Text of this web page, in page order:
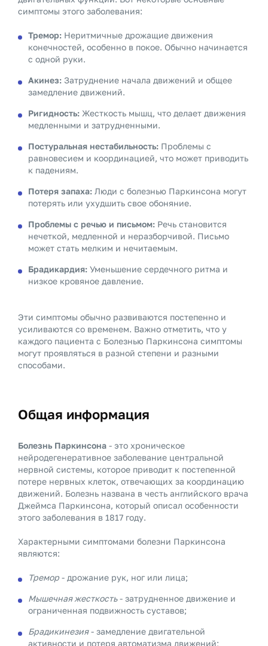
симптомы этого заболевания:
Тремор: Неритмичные дрожащие движения
конечностей, особенно в покое. Обычно начинается
с одной руки.
Акинез: Затруднение начала движений и общее
замедление движений.
Ригидность: Жесткость мышц, что делает движения
медленными и затрудненными.
Постуральная нестабильность: Проблемы с
равновесием и координацией, что может приводить
к падениям.
Потеря запаха: Люди с болезнью Паркинсона могут
потерять или ухудшить свое обоняние.
Проблемы с речью и письмом: Речь становится
нечеткой, медленной и неразборчивой. Письмо
может стать мелким и нечитаемым.
Брадикардия: Уменьшение сердечного ритма и
низкое кровяное давление.
Эти симптомы обычно развиваются постепенно и
усиливаются со временем. Важно отметить, что у
каждого пациента с Болезнью Паркинсона симптомы
могут проявляться в разной степени и разными
способами.
Общая информация
Болезнь Паркинсона - это хроническое
нейродегенеративное заболевание центральной
нервной системы, которое приводит к постепенной
потере нервных клеток, отвечающих за координацию
движений. Болезнь названа в честь английского врача
Джеймса Паркинсона, который описал особенности
этого заболевания в 1817 году.
Характерными симптомами болезни Паркинсона
являются:
Тремор - дрожание рук, ног или лица;
Мышечная жесткость- затрудненное движение и
ограниченная подвижность суставов;
Брадикинезия- замедление двигательной
активности и потеря автоматизма движений;